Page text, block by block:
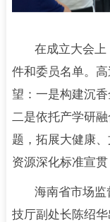
在成立大会
件和委员名单。
望：一是构建沉香
二是依托产学研
题，拓展大健康
资源深化标准宣贯
海南省市场
技厅副处长陈绍华